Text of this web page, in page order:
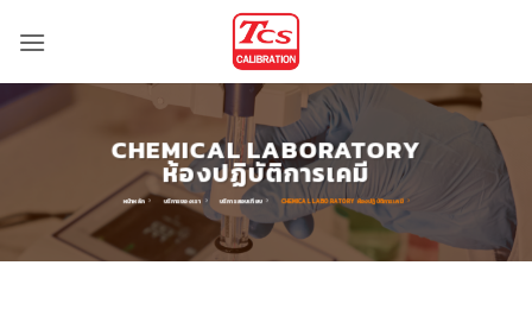
เนื้อหา
CHEMICAL LABORATORY
ห้องปฏิบัติการเคมี
หน้าหลัก บริการของเรา บริการสอบเทียบ CHEMICAL LABORATORY ห้องปฏิบัติการเคมี